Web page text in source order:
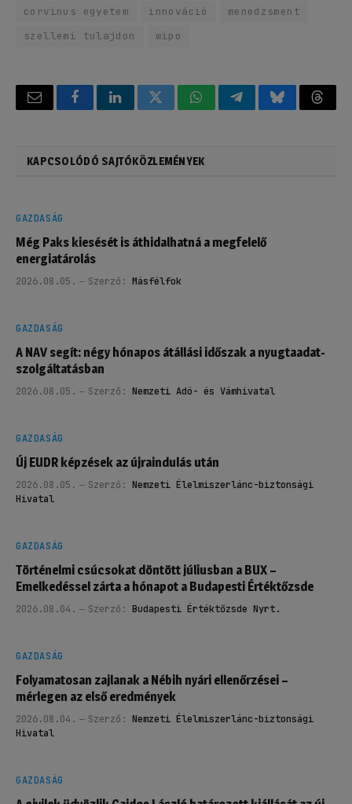
corvinus egyetem innováció
menedzsment
szellemi tulajdon
wipo
Email FacebookLinkedInTwitterWhatsAppTelegramBluesky
KAPCSOLÓDÓ SAJTÓKÖZLEMÉNYEK
GAZDASÁG
Még Paks kiesését is áthidalhatná a megfelelő
energiatárolás
2026.08.05. Szerző: Másfélfok
GAZDASÁG
A NAV segít: négy hónapos átállási időszak a nyugtaadat-
szolgáltatásban
2026.08.05. Szerző: Nemzeti Adó- és Vámhivatal
GAZDASÁG
Új EUDR képzések az újraindulás után
2026.08.05. Szerző: Nemzeti Élelmiszerlánc-biztonsági
Hivatal
GAZDASÁG
Történelmi csúcsokat döntött júliusban a BUX –
Emelkedéssel zárta a hónapot a Budapesti Értéktőzsde
2026.08.04. Szerző: Budapesti Értéktőzsde Nyrt.
GAZDASÁG
Folyamatosan zajlanak a Nébih nyári ellenőrzései –
mérlegen az első eredmények
2026.08.04. Szerző: Nemzeti Élelmiszerlánc-biztonsági
Hivatal
GAZDASÁG